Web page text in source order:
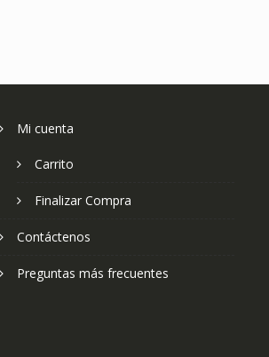
Mi cuenta
Carrito
Finalizar Compra
Contáctenos
Preguntas más frecuentes